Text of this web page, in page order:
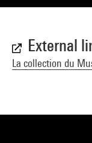
External
La collection du